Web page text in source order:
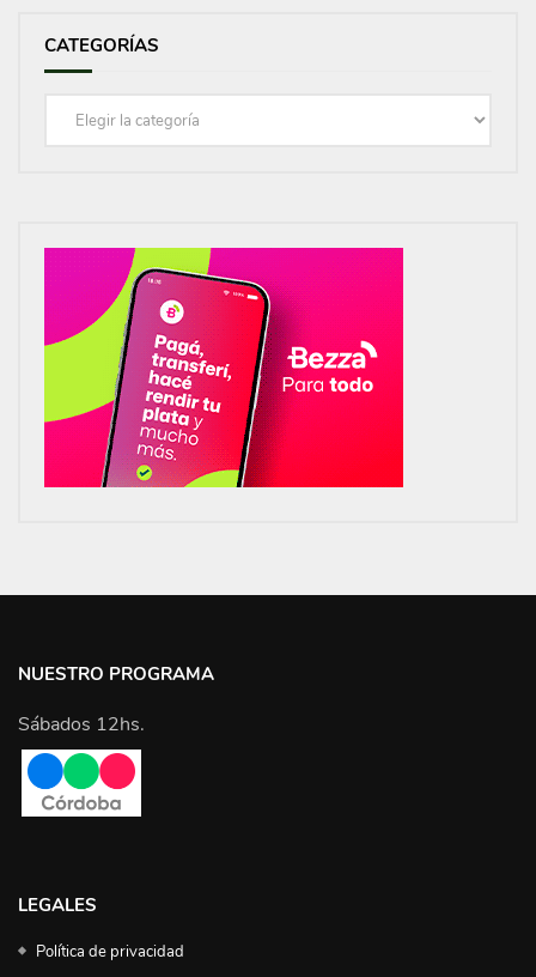
CATEGORÍAS
Categorías
NUESTRO PROGRAMA
Sábados 12hs.
LEGALES
Política de privacidad